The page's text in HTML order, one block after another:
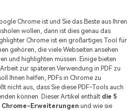
Neu
Chrome ist und Sie das Beste aus Ihren
wollen, dann ist dies genau das
Chrome ist ein großartiges Tool für
gehören, die viele Webseiten ansehen
und highlighten müssen. Einige bieten
zur späteren Verwendung in PDF zu
Ihnen helfen, PDFs in Chrome zu
nicht aus, dass Sie diese PDF-Tools auch
können. Dieser Artikel enthält die 5
Erweiterungen und wie sie